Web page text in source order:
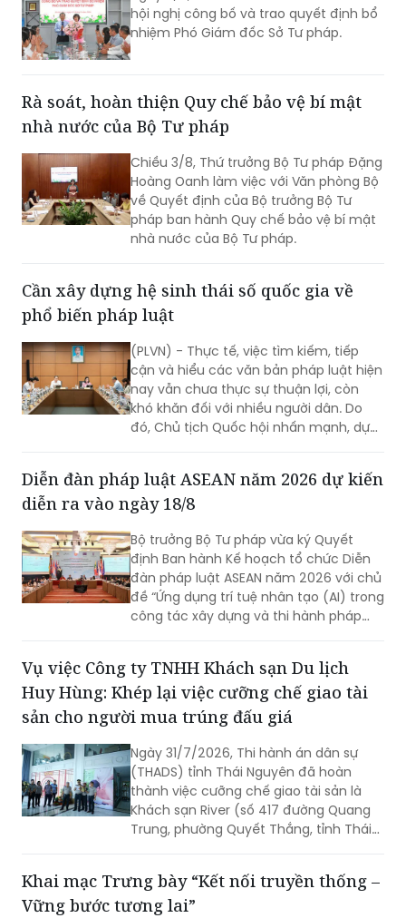
và Hội nghị tập huấn về thực hiện Công
ước ICCPR. Đây là chuỗi hoạt động
Việt Nam giai đoạn II” (EU JULE II), góp
phần nâng cao năng lực của các cơ
quan, tổ chức trong việc thực hiện các
quyền con người.
hội nghị công bố và trao quyết định bổ
nhiệm Phó Giám đốc Sở Tư pháp.
Rà soát, hoàn thiện Quy chế bảo vệ bí mật
nhà nước của Bộ Tư pháp
Chiều 3/8, Thứ trưởng Bộ Tư pháp Đặng
Hoàng Oanh làm việc với Văn phòng Bộ
về Quyết định của Bộ trưởng Bộ Tư
pháp ban hành Quy chế bảo vệ bí mật
nhà nước của Bộ Tư pháp.
Cần xây dựng hệ sinh thái số quốc gia về
phổ biến pháp luật
(PLVN) - Thực tế, việc tìm kiếm, tiếp
cận và hiểu các văn bản pháp luật hiện
nay vẫn chưa thực sự thuận lợi, còn
khó khăn đối với nhiều người dân. Do
đó, Chủ tịch Quốc hội nhấn mạnh, dự
việc xây dựng hệ sinh thái số quốc gia
về phổ biến, giáo dục pháp luật.
Diễn đàn pháp luật ASEAN năm 2026 dự kiến
diễn ra vào ngày 18/8
Bộ trưởng Bộ Tư pháp vừa ký Quyết
định Ban hành Kế hoạch tổ chức Diễn
đàn pháp luật ASEAN năm 2026 với chủ
đề “Ứng dụng trí tuệ nhân tạo (AI) trong
công tác xây dựng và thi hành pháp
Vụ việc Công ty TNHH Khách sạn Du lịch
Huy Hùng: Khép lại việc cưỡng chế giao tài
sản cho người mua trúng đấu giá
Ngày 31/7/2026, Thi hành án dân sự
(THADS) tỉnh Thái Nguyên đã hoàn
thành việc cưỡng chế giao tài sản là
Khách sạn River (số 417 đường Quang
Trung, phường Quyết Thắng, tỉnh Thái
án kinh doanh, thương mại có giá trị
lớn, việc tổ chức thi hành kéo dài gần 3
Khai mạc Trưng bày “Kết nối truyền thống –
Vững bước tương lai”